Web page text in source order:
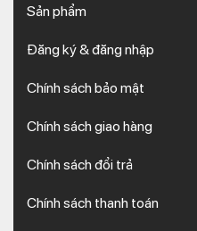
Sản phẩm
Đăng ký & đăng nhập
Chính sách bảo mật
Chính sách giao hàng
Chính sách đổi trả
Chính sách thanh toán